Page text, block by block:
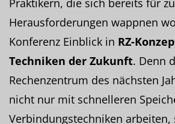
Praktikern, die sich bereits für
Herausforderungen wappnen
Konferenz Einblick in RZ-
Techniken der Zukunft. Denn
Rechenzentrum des nächsten
nicht nur mit schnelleren
Verbindungstechniken arbeiten,